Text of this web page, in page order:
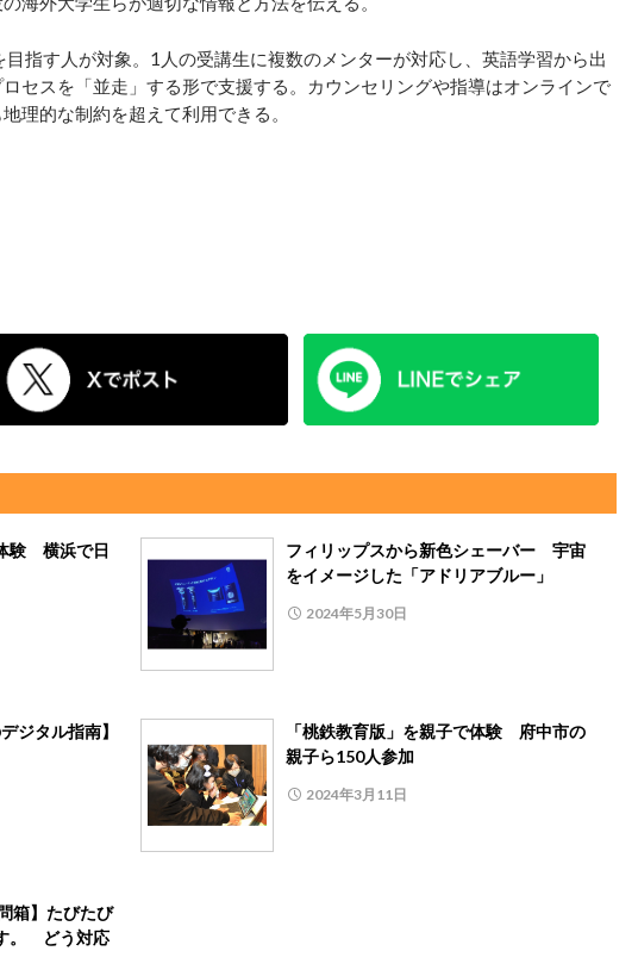
指す人が対象。1人の受講生に複数のメンターが対応し、英語学習から出
セスを「並走」する形で支援する。カウンセリングや指導はオンラインで
理的な制約を超えて利用できる。
験 横浜で日
フィリップスから新色シェーバー 宇宙
をイメージした「アドリアブルー」
2024年5月30日
ジタル指南】
「桃鉄教育版」を親子で体験 府中市の
親子ら150人参加
2024年3月11日
箱】たびたび
。 どう対応